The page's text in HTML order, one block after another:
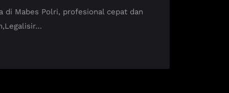
di Mabes Polri, profesional cepat dan